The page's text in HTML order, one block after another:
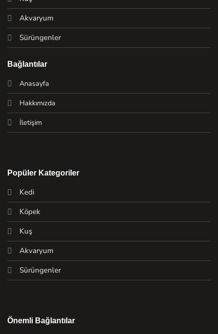
Akvaryum
Sürüngenler
Bağlantılar
Anasayfa
Hakkımızda
İletişim
Popüler Kategoriler
Kedi
Köpek
Kuş
Akvaryum
Sürüngenler
Önemli Bağlantılar